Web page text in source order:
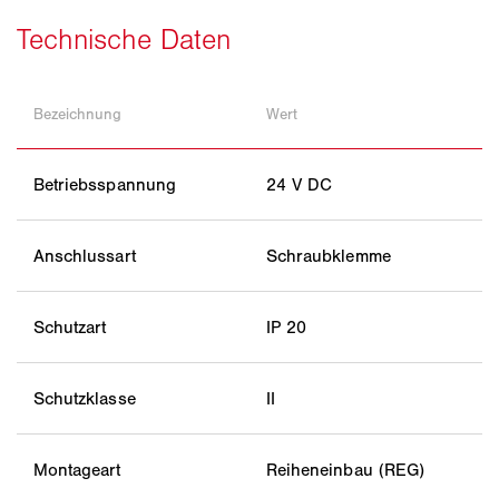
Bezeichnung Wert
Betriebsspannung 24 V DC
Anschlussart Schraubklemme
Schutzart IP 20
Schutzklasse II
Montageart Reiheneinbau (REG)